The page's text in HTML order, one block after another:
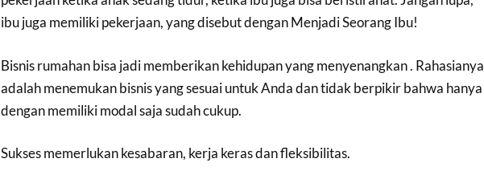
ibu juga memiliki pekerjaan, yang disebut dengan Menjadi Seorang Ibu!
Bisnis rumahan bisa jadi memberikan kehidupan yang menyenangkan . Rahasianya
adalah menemukan bisnis yang sesuai untuk Anda dan tidak berpikir bahwa hanya
dengan memiliki modal saja sudah cukup.
Sukses memerlukan kesabaran, kerja keras dan fleksibilitas.